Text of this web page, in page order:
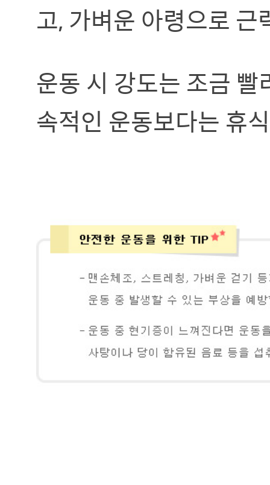
고, 가벼운 아령으로
운동 시 강도는 조금
속적인 운동보다는 휴